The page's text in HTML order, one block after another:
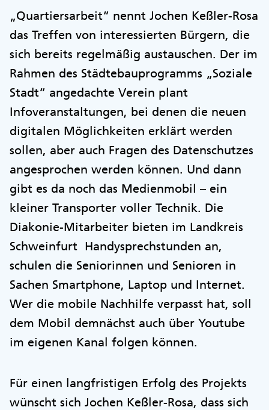
„Quartiersarbeit“ nennt Jochen Keßler-Rosa
das Treffen von interessierten Bürgern, die
sich bereits regelmäßig austauschen. Der im
Rahmen des Städtebauprogramms „Soziale
Stadt“ angedachte Verein plant
Infoveranstaltungen, bei denen die neuen
digitalen Möglichkeiten erklärt werden
sollen, aber auch Fragen des Datenschutzes
angesprochen werden können. Und dann
gibt es da noch das Medienmobil – ein
kleiner Transporter voller Technik. Die
Diakonie-Mitarbeiter bieten im Landkreis
Schweinfurt Handysprechstunden an,
schulen die Seniorinnen und Senioren in
Sachen Smartphone, Laptop und Internet.
Wer die mobile Nachhilfe verpasst hat, soll
dem Mobil demnächst auch über Youtube
im eigenen Kanal folgen können.
Für einen langfristigen Erfolg des Projekts
wünscht sich Jochen Keßler-Rosa, dass sich